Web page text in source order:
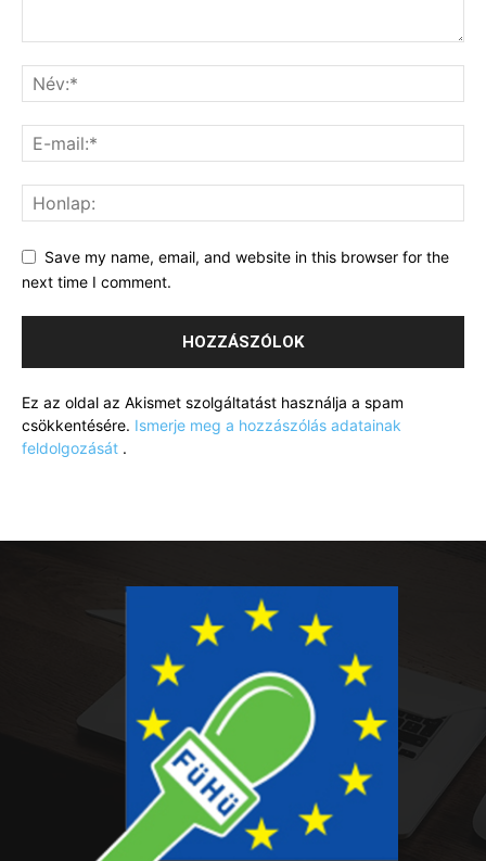
Save my name, email, and website in this browser for the
next time I comment.
Ez az oldal az Akismet szolgáltatást használja a spam
csökkentésére. Ismerje meg a hozzászólás adatainak
feldolgozását .